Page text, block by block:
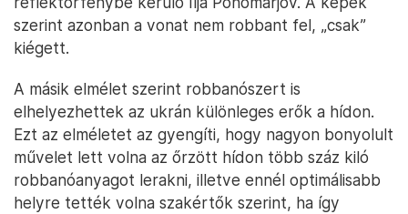
szerint azonban a vonat nem robbant fel, „csak”
kiégett.
A másik elmélet szerint robbanószert is
elhelyezhettek az ukrán különleges erők a hídon.
Ezt az elméletet az gyengíti, hogy nagyon bonyolult
művelet lett volna az őrzött hídon több száz kiló
robbanóanyagot lerakni, illetve ennél optimálisabb
helyre tették volna szakértők szerint, ha így